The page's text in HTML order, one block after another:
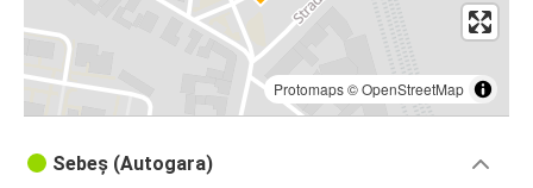
Protomaps©OpenStreetMap
Sebeș (Autogara)